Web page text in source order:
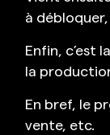
à
Enfin, c’est
la
En bref, le
vente, etc.